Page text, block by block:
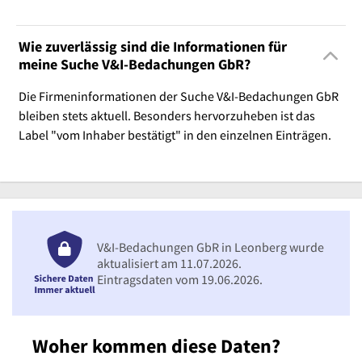
Wie zuverlässig sind die Informationen für
meine Suche V&I-Bedachungen GbR?
Die Firmeninformationen der Suche V&I-Bedachungen GbR
bleiben stets aktuell. Besonders hervorzuheben ist das
Label "vom Inhaber bestätigt" in den einzelnen Einträgen.
Woher kommen diese Daten?
V&I-Bedachungen GbR in Leonberg wurde
aktualisiert am 11.07.2026.
Eintragsdaten vom 19.06.2026.